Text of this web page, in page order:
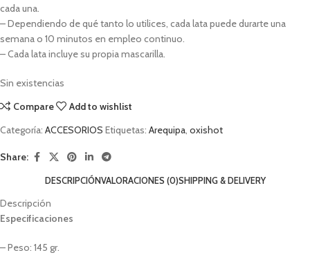
cada una.
– Dependiendo de qué tanto lo utilices, cada lata puede durarte una
semana o 10 minutos en empleo continuo.
– Cada lata incluye su propia mascarilla.
Sin existencias
Compare
Add to wishlist
Categoría: ACCESORIOS Etiquetas: Arequipa oxishot
Share:
DESCRIPCIÓNVALORACIONES (0)SHIPPING & DELIVERY
Descripción
Especificaciones
– Peso: 145 gr.